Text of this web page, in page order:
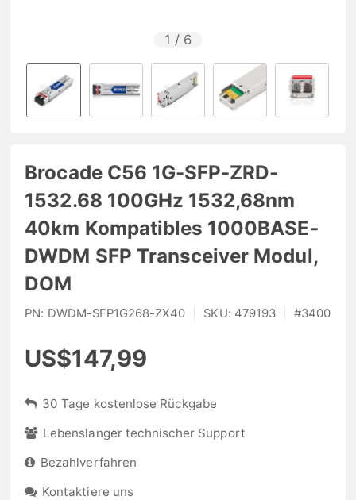
1 / 6
Brocade C56 1G-SFP-ZRD-
1532.68 100GHz 1532,68nm
40km Kompatibles 1000BASE-
DWDM SFP Transceiver Modul,
DOM
PN: DWDM-SFP1G268-ZX40 SKU: 479193 #3400
US$147,99
30 Tage kostenlose Rückgabe
Lebenslanger technischer Support
Bezahlverfahren
Kontaktiere uns